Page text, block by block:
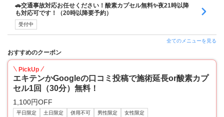
🚗交通事故対応お任せください！酸素カプセル無料✨夜21時以降
も対応可です！（20時以降要予約）
受付中
全てのメニューを見る
おすすめのクーポン
PickUp
エキテンかGoogleの口コミ投稿で施術延長or酸素カプ
セル1回（30分）無料！
1,100円OFF
平日限定 土日限定 併用不可 男性限定 女性限定